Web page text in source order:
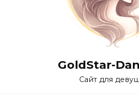
GoldStar-
Сайт для